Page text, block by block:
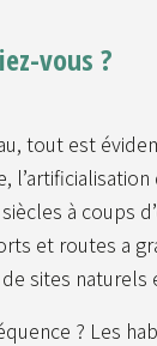
vous ?
tout est
à coups
et routes a
sites naturels
? Les